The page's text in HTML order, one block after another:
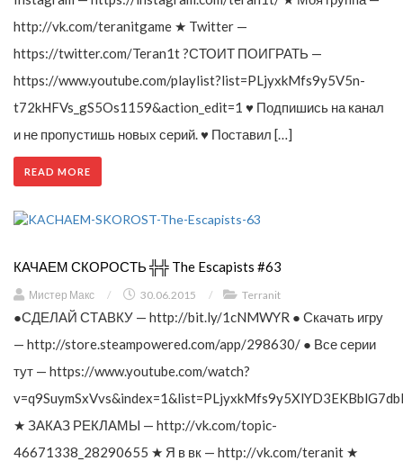
http://vk.com/teranitgame ★ Twitter —
https://twitter.com/Teran1t ?СТОИТ ПОИГРАТЬ —
https://www.youtube.com/playlist?list=PLjyxkMfs9y5V5n-
t72kHFVs_gS5Os1159&action_edit=1 ♥ Подпишись на канал
и не пропустишь новых серий. ♥ Поставил […]
READ MORE
КАЧАЕМ СКОРОСТЬ ╬╬ The Escapists #63
Мистер Макс / 30.06.2015 / Terranit
●СДЕЛАЙ СТАВКУ — http://bit.ly/1cNMWYR ● Скачать игру
— http://store.steampowered.com/app/298630/ ● Все серии
тут — https://www.youtube.com/watch?
★ ЗАКАЗ РЕКЛАМЫ — http://vk.com/topic-
46671338_28290655 ★ Я в вк — http://vk.com/teranit ★